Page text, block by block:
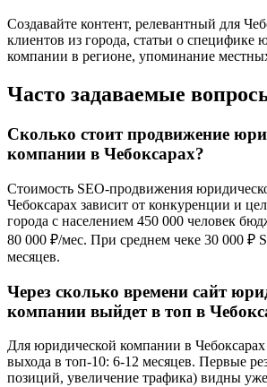
Создавайте контент, релевантный для
клиентов из города, статьи о специфике
компании в регионе, упоминание
Часто задаваемые
Сколько стоит продвижение
компании в Чебоксарах?
Стоимость SEO-продвижения
Чебоксарах зависит от конкуренции и
города с населением 450 000 человек
80 000 ₽/мес. При среднем чеке 30 000 ₽
месяцев.
Через сколько времени сайт
компании выйдет в топ в
Для юридической компании в
выхода в топ-10: 6-12 месяцев. Первые
позиций, увеличение трафика) видны уже